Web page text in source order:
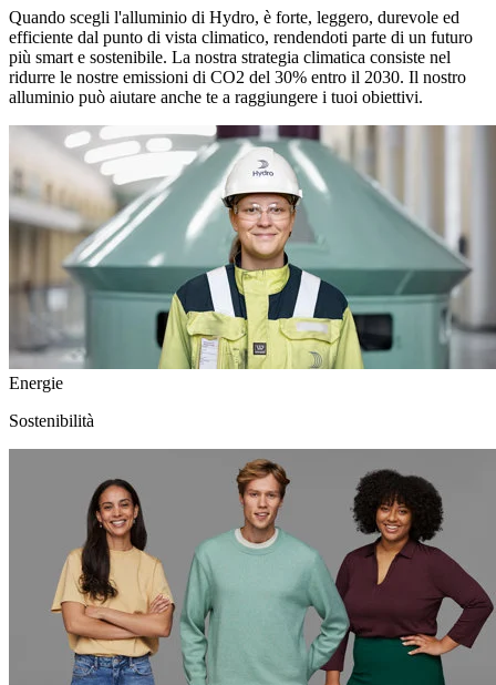
Quando scegli l'alluminio di Hydro, è forte, leggero, durevole ed
efficiente dal punto di vista climatico, rendendoti parte di un futuro
più smart e sostenibile. La nostra strategia climatica consiste nel
ridurre le nostre emissioni di CO2 del 30% entro il 2030. Il nostro
alluminio può aiutare anche te a raggiungere i tuoi obiettivi.
Energie
Sostenibilità